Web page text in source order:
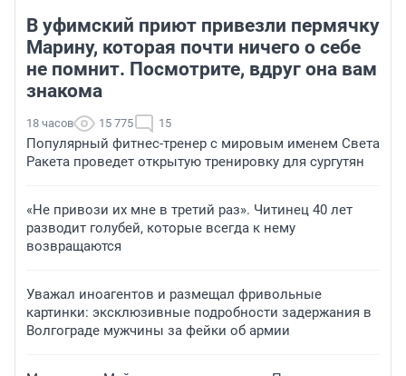
В уфимский приют привезли пермячку
Марину, которая почти ничего о себе
не помнит. Посмотрите, вдруг она вам
знакома
18 часов 15 775 15
Популярный фитнес-тренер с мировым именем Света
Ракета проведет открытую тренировку для сургутян
«Не привози их мне в третий раз». Читинец 40 лет
разводит голубей, которые всегда к нему
возвращаются
Уважал иноагентов и размещал фривольные
картинки: эксклюзивные подробности задержания в
Волгограде мужчины за фейки об армии